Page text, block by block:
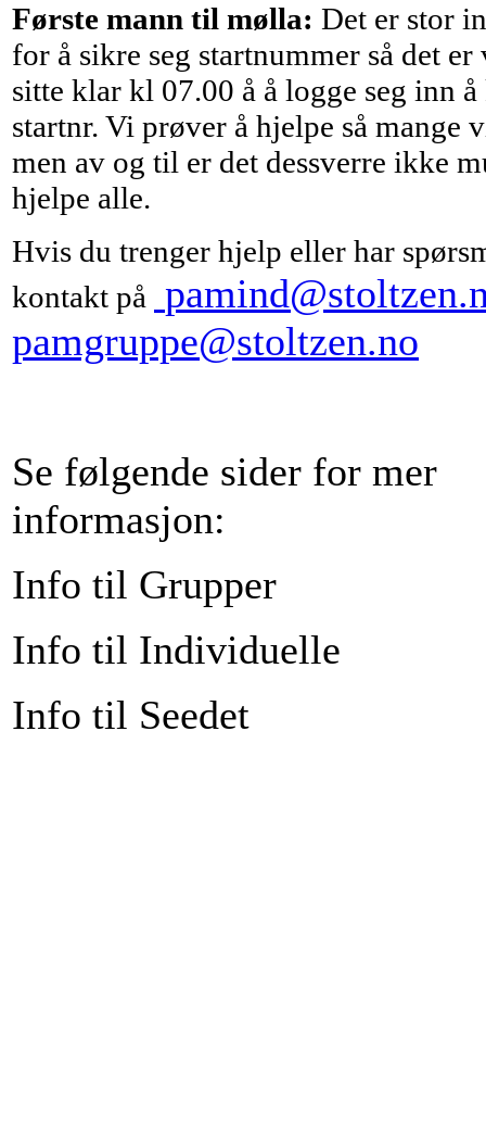
Første mann til mølla: Det er stor
for å sikre seg startnummer så det
sitte klar kl 07.00 å å logge seg inn
startnr. Vi prøver å hjelpe så mange
men av og til er det dessverre ikke
hjelpe alle.
Hvis du trenger hjelp eller har
kontakt på
pamgruppe@stoltzen.no
Se følgende sider for mer
informasjon:
Info til Grupper
Info til Individuelle
Info til Seedet